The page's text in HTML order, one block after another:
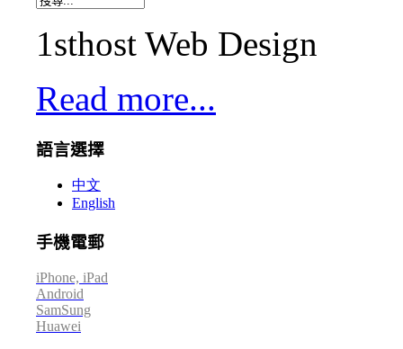
1sthost Web Design
Read more...
語言選擇
中文
English
手機電郵
iPhone, iPad
Android
SamSung
Huawei